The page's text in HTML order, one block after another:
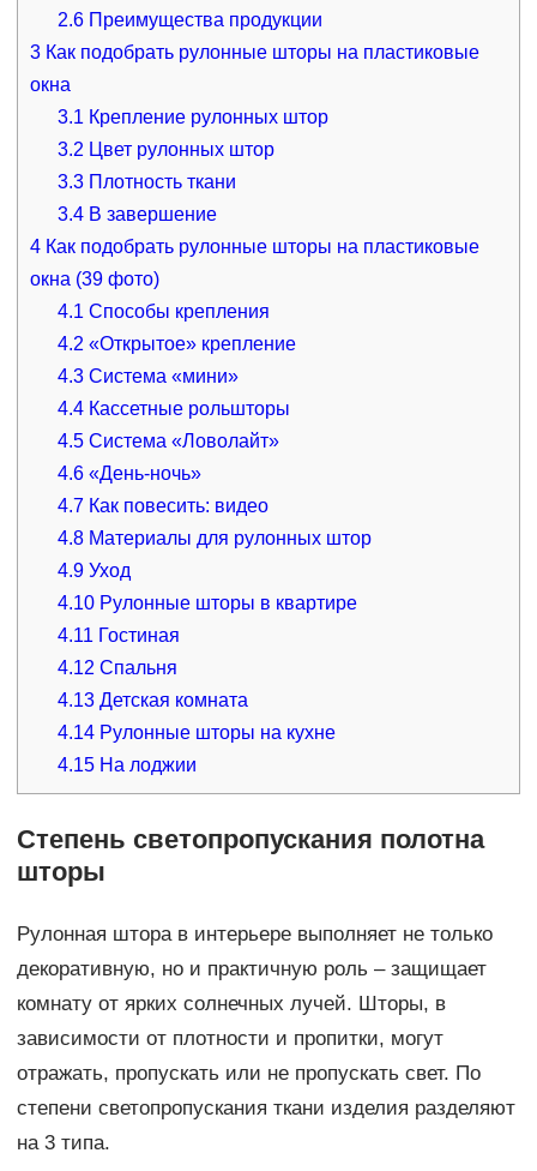
2.6 Преимущества продукции
3Как подобрать рулонные шторы на пластиковые
окна
3.1 Крепление рулонных штор
3.2 Цвет рулонных штор
3.3 Плотность ткани
3.4 В завершение
4Как подобрать рулонные шторы на пластиковые
окна (39 фото)
4.1 Способы крепления
4.2 «Открытое» крепление
4.3 Система «мини»
4.4 Кассетные рольшторы
4.5 Система «Ловолайт»
4.6 «День-ночь»
4.7 Как повесить: видео
4.8 Материалы для рулонных штор
4.9 Уход
4.10 Рулонные шторы в квартире
4.11 Гостиная
4.12 Спальня
4.13 Детская комната
4.14 Рулонные шторы на кухне
4.15 На лоджии
Степень светопропускания полотна
шторы
Рулонная штора в интерьере выполняет не только
декоративную, но и практичную роль – защищает
комнату от ярких солнечных лучей. Шторы, в
зависимости от плотности и пропитки, могут
отражать, пропускать или не пропускать свет. По
степени светопропускания ткани изделия разделяют
на 3 типа.